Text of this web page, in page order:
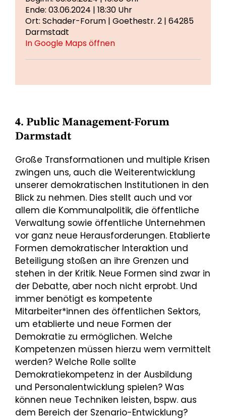
Ende: 03.06.2024 | 18:30 Uhr
Ort: Schader-Forum | Goethestr. 2 | 64285
Darmstadt
In Google Maps öffnen
4. Public Management-Forum
Darmstadt
Große Transformationen und multiple Krisen
zwingen uns, auch die Weiterentwicklung
unserer demokratischen Institutionen in den
Blick zu nehmen. Dies stellt auch und vor
allem die Kommunalpolitik, die öffentliche
Verwaltung sowie öffentliche Unternehmen
vor ganz neue Herausforderungen. Etablierte
Formen demokratischer Interaktion und
Beteiligung stoßen an ihre Grenzen und
stehen in der Kritik. Neue Formen sind zwar in
der Debatte, aber noch nicht erprobt. Und
immer benötigt es kompetente
Mitarbeiter*innen des öffentlichen Sektors,
um etablierte und neue Formen der
Demokratie zu ermöglichen. Welche
Kompetenzen müssen hierzu wem vermittelt
werden? Welche Rolle sollte
Demokratiekompetenz in der Ausbildung
und Personalentwicklung spielen? Was
können neue Techniken leisten, bspw. aus
dem Bereich der Szenario-Entwicklung?